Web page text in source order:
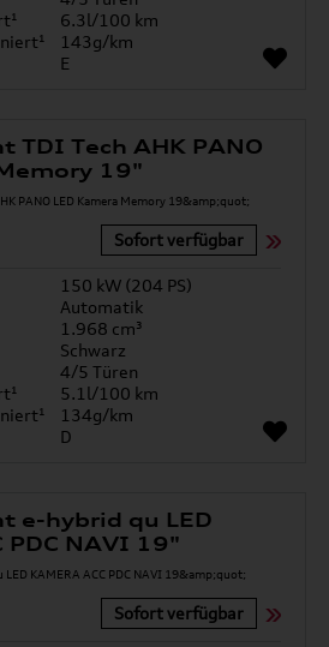
6.3l/100 km
143g/km
E
TDI Tech AHK PANO
19"
Sofort verfügbar
150 kW (204 PS)
Automatik
1.968 cm³
Schwarz
4/5 Türen
5.1l/100 km
134g/km
D
e-hybrid qu LED
PDC NAVI 19"
Sofort verfügbar